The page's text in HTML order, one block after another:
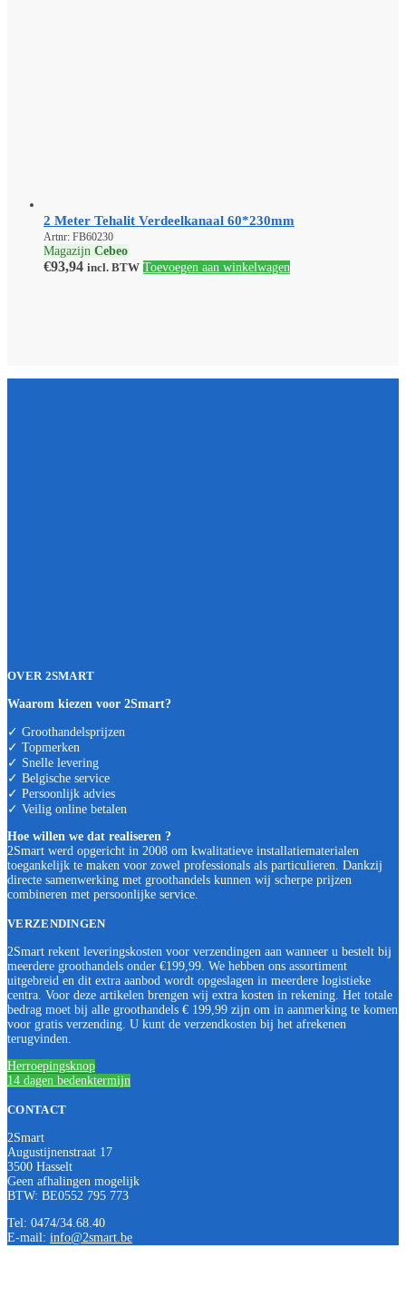
2 Meter Tehalit Verdeelkanaal 60*230mm
Artnr: FB60230
Magazijn Cebeo
€93,94 incl. BTW Toevoegen aan winkelwagen
OVER 2SMART
Waarom kiezen voor 2Smart?
✓ Groothandelsprijzen
✓ Topmerken
✓ Snelle levering
✓ Belgische service
✓ Persoonlijk advies
✓ Veilig online betalen
Hoe willen we dat realiseren ?
2Smart werd opgericht in 2008 om kwalitatieve installatiematerialen
toegankelijk te maken voor zowel professionals als particulieren. Dankzij
directe samenwerking met groothandels kunnen wij scherpe prijzen
combineren met persoonlijke service.
VERZENDINGEN
2Smart rekent leveringskosten voor verzendingen aan wanneer u bestelt bij
meerdere groothandels onder €199,99. We hebben ons assortiment
uitgebreid en dit extra aanbod wordt opgeslagen in meerdere logistieke
centra. Voor deze artikelen brengen wij extra kosten in rekening. Het totale
bedrag moet bij alle groothandels € 199,99 zijn om in aanmerking te komen
voor gratis verzending. U kunt de verzendkosten bij het afrekenen
terugvinden.
Herroepingsknop
14 dagen bedenktermijn
CONTACT
2Smart
Augustijnenstraat 17
3500 Hasselt
Geen afhalingen mogelijk
BTW: BE0552 795 773
Tel: 0474/34.68.40
E-mail: info@2smart.be